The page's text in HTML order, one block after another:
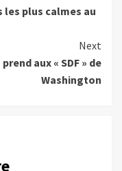
les plus calmes au
Next
aux « SDF » de
Washington